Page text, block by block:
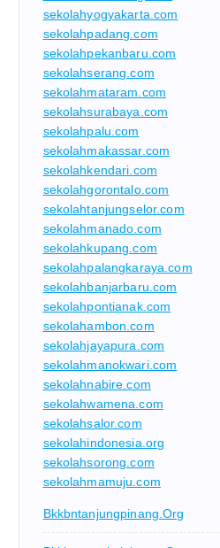
sekolahyogyakarta.com
sekolahpadang.com
sekolahpekanbaru.com
sekolahserang.com
sekolahmataram.com
sekolahsurabaya.com
sekolahpalu.com
sekolahmakassar.com
sekolahkendari.com
sekolahgorontalo.com
sekolahtanjungselor.com
sekolahmanado.com
sekolahkupang.com
sekolahpalangkaraya.com
sekolahbanjarbaru.com
sekolahpontianak.com
sekolahambon.com
sekolahjayapura.com
sekolahmanokwari.com
sekolahnabire.com
sekolahwamena.com
sekolahsalor.com
sekolahindonesia.org
sekolahsorong.com
sekolahmamuju.com
Bkkbntanjungpinang.org